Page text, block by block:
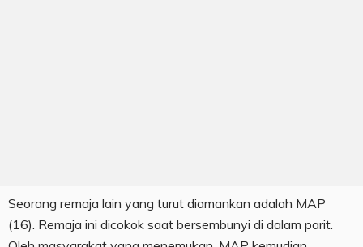
Seorang remaja lain yang turut diamankan adalah MAP
(16). Remaja ini dicokok saat bersembunyi di dalam parit.